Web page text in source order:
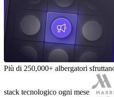
Più di 250,000+ albergatori
stack tecnologico ogni mese